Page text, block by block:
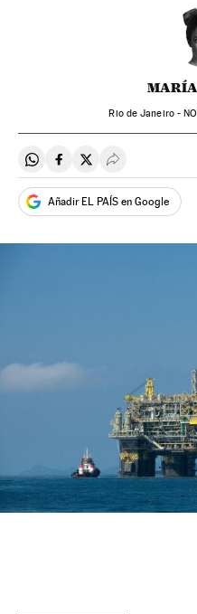
Rio de Janeiro -
Compartir en Whatsapp
Compartir en Facebook
Compartir en
Desplegar
Añadir EL PAÍS en Google